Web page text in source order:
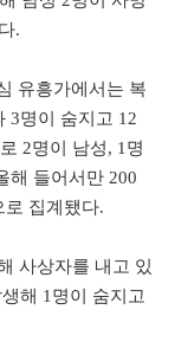
.
유흥가에서는 복
3명이 숨지고 12
2명이 남성, 1명
해 들어서만 200
로 집계됐다.
사상자를 내고 있
해 1명이 숨지고